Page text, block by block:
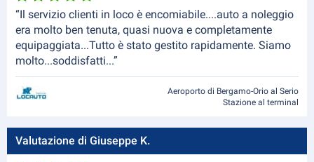
“Il servizio clienti in loco è encomiabile....auto a noleggio
era molto ben tenuta, quasi nuova e completamente
equipaggiata...Tutto è stato gestito rapidamente. Siamo
molto...soddisfatti...”
Aeroporto di Bergamo-Orio al Serio
Stazione al terminal
Valutazione di Giuseppe K.